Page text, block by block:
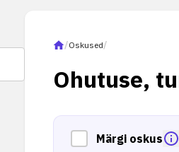
/Oskused/
Ohutuse,
Märgi oskus